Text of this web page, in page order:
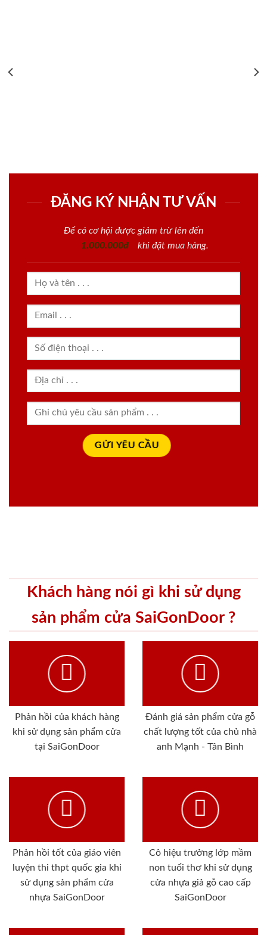
ĐĂNG KÝ NHẬN TƯ VẤN
Để có cơ hội được giảm trừ lên đến
1.000.000đ
khi đặt mua hàng.
Khách hàng nói gì khi sử dụng
sản phẩm cửa SaiGonDoor ?
Phản hồi của khách hàng
khi sử dụng sản phẩm cửa
tại SaiGonDoor
Đánh giá sản phẩm cửa gỗ
chất lượng tốt của chủ nhà
anh Mạnh - Tân Bình
Phản hồi tốt của giáo viên
luyện thi thpt quốc gia khi
sử dụng sản phẩm cửa
nhựa SaiGonDoor
Cô hiệu trưởng lớp mầm
non tuổi thơ khi sử dụng
cửa nhựa giả gỗ cao cấp
SaiGonDoor